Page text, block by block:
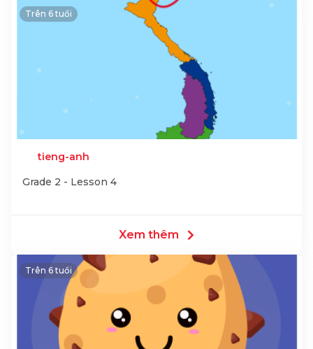
Trên 6 tuổi
tieng-anh
Grade 2 - Lesson 4
Xem thêm
Trên 6 tuổi